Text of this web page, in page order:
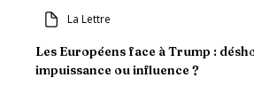
La Lettre
Les Européens face à Trump :
impuissance ou influence ?